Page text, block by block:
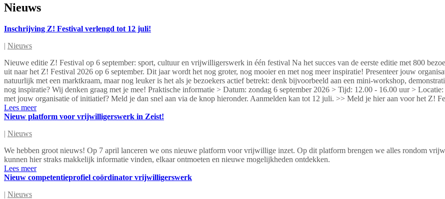
Nieuws
Inschrijving Z! Festival verlengd tot 12 juli!
| Nieuws
Nieuwe editie Z! Festival op 6 september: sport, cultuur en vrijwilligerswerk in één festival Na het succes van de eerste editie met 800
uit naar het Z! Festival 2026 op 6 september. Dit jaar wordt het nog groter, nog mooier en met nog meer inspiratie! Presenteer jouw
natuurlijk met een marktkraam, maar nog leuker is het als je bezoekers actief betrekt: denk bijvoorbeeld aan een mini-workshop,
nog inspiratie? Wij denken graag met je mee! Praktische informatie > Datum: zondag 6 september 2026 > Tijd: 12.00 - 16.00 uur >
met jouw organisatie of initiatief? Meld je dan snel aan via de knop hieronder. Aanmelden kan tot 12 juli. >> Meld je hier aan voor het Z!
Lees meer
Nieuw platform voor vrijwilligerswerk in Zeist!
| Nieuws
We hebben groot nieuws! Op 7 april lanceren we ons nieuwe platform voor vrijwillige inzet. Op dit platform brengen we alles rondom
kunnen hier straks makkelijk informatie vinden, elkaar ontmoeten en nieuwe mogelijkheden ontdekken.
Lees meer
Nieuw competentieprofiel coördinator vrijwilligerswerk
| Nieuws